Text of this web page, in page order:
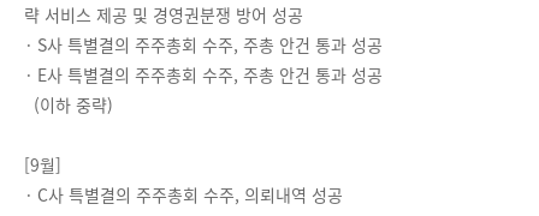
략 서비스 제공 및 경영권분쟁 방어 성공
· S사 특별결의 주주총회 수주, 주총 안건 통과 성공
· E사 특별결의 주주총회 수주, 주총 안건 통과 성공
(이하 중략)
[9월]
· C사 특별결의 주주총회 수주, 의뢰내역 성공